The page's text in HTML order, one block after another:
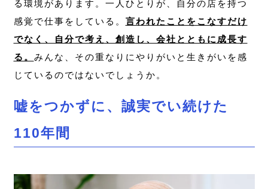
る環境があります。一人ひとりが、自分の店を持つ
感覚で仕事をしている。 言われたことをこなすだけ
でなく、自分で考え、創造し、会社とともに成長す
る。 みんな、その重なりにやりがいと生きがいを感
じているのではないでしょうか。
嘘をつかずに、誠実でい続けた
110年間